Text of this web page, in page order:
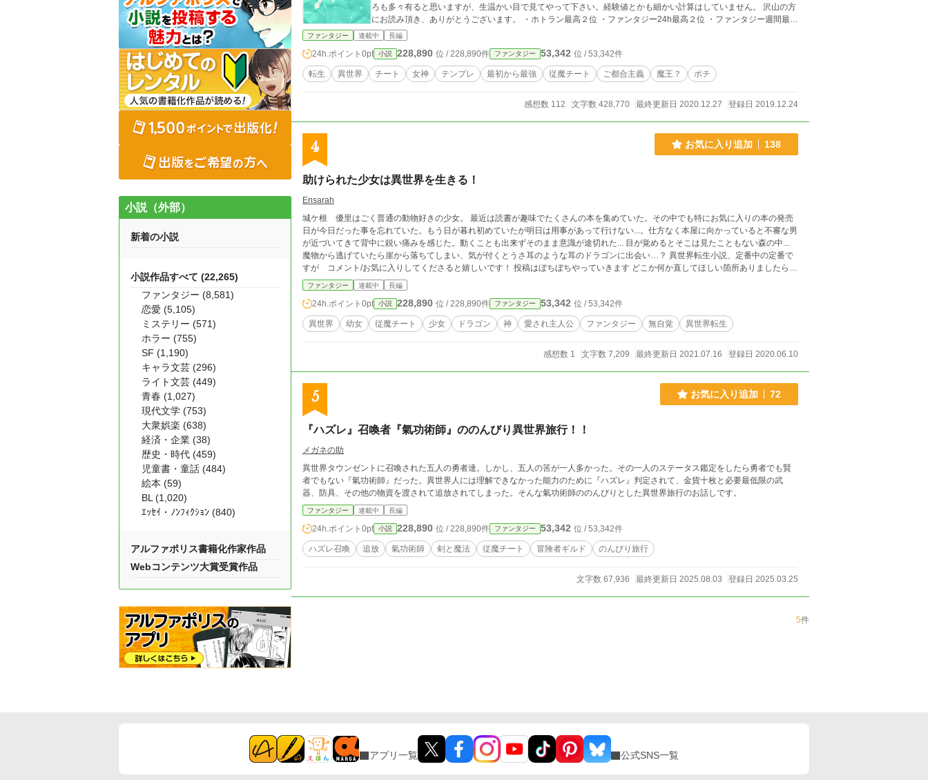
ろも多々有ると思いますが、生温かい目で見てやって下さい。経験値とかも細かい計算はしていません。 沢山の方
にお読み頂き、ありがとうございます。 ・ホトラン最高２位 ・ファンタジー24h最高２位 ・ファンタジー週間最高
５位 (2020/1/6時点) 評価頂けると、とても励みになります！m(_ _)m 皆様のお陰で、第１３回ファンタジー小説
した。
ファンタジー 連載中 長編
24h.ポイント 0pt 小説 228,890 位 / 228,890件 ファンタジー 53,342 位 / 53,342件
転生 異世界 チート 女神 テンプレ 最初から最強 従魔チート ご都合主義 魔王？ ポチ
感想数 112 文字数 428,770 最終更新日 2020.12.27 登録日 2019.12.24
4 お気に入り追加 138
助けられた少女は異世界を生きる！
Ensarah
城ケ根 優里はごく普通の動物好きの少女。 最近は読書が趣味でたくさんの本を集めていた。その中でも特にお気に入りの本の発売
日が今日だった事を忘れていた。もう日が暮れ初めていたが明日は用事があって行けない...。仕方なく本屋に向かっていると不審な男
が近づいてきて背中に鋭い痛みを感じた。動くことも出来ずそのまま意識が途切れた... 目が覚めるとそこは見たこともない森の中...
魔物から逃げていたら崖から落ちてしまい、気が付くとうさ耳のような耳のドラゴンに出会い…？ 異世界転生小説、定番中の定番で
すが コメント/お気に入りしてくださると嬉しいです！ 投稿はぼちぼちやっていきます どこか何か直してほしい箇所ありましたらそ
ファンタジー 連載中 長編
24h.ポイント 0pt 小説 228,890 位 / 228,890件 ファンタジー 53,342 位 / 53,342件
異世界 幼女 従魔チート 少女 ドラゴン 神 愛され主人公 ファンタジー 無自覚 異世界転生
感想数 1 文字数 7,209 最終更新日 2021.07.16 登録日 2020.06.10
5 お気に入り追加 72
『ハズレ』召喚者『氣功術師』ののんびり異世界旅行！！
メガネの助
異世界タウンゼントに召喚された五人の勇者達。しかし、五人の筈が一人多かった。その一人のステータス鑑定をしたら勇者でも賢
者でもない『氣功術師』だった。異世界人には理解できなかった能力のために『ハズレ』判定されて、金貨十枚と必要最低限の武
器、防具、その他の物資を渡されて追放されてしまった。そんな氣功術師ののんびりとした異世界旅行のお話しです。
ファンタジー 連載中 長編
24h.ポイント 0pt 小説 228,890 位 / 228,890件 ファンタジー 53,342 位 / 53,342件
ハズレ召喚 追放 氣功術師 剣と魔法 従魔チート 冒険者ギルド のんびり旅行
文字数 67,936 最終更新日 2025.08.03 登録日 2025.03.25
5件
小説（外部）
新着の小説
小説作品すべて (22,265)
ファンタジー (8,581)
恋愛 (5,105)
ミステリー (571)
ホラー (755)
SF (1,190)
キャラ文芸 (296)
ライト文芸 (449)
青春 (1,027)
現代文学 (753)
大衆娯楽 (638)
経済・企業 (38)
歴史・時代 (459)
児童書・童話 (484)
絵本 (59)
BL (1,020)
ｴｯｾｲ・ﾉﾝﾌｨｸｼｮﾝ (840)
アルファポリス書籍化作家作品
Webコンテンツ大賞受賞作品
アプリ一覧 公式SNS一覧